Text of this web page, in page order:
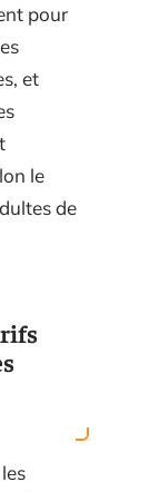
pour
et
le
de